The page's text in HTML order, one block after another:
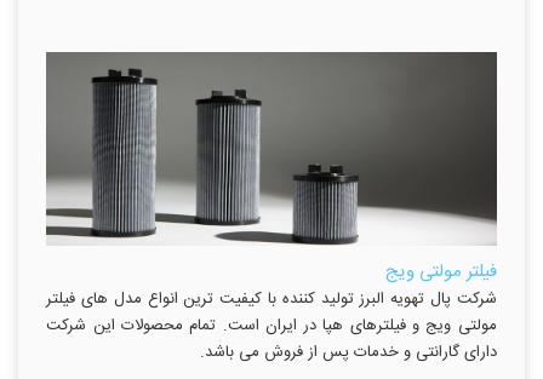
فیلتر مولتی ویج
شرکت پال تهویه البرز تولید کننده با کیفیت ترین انواع مدل های فیلتر
مولتی ویج و فیلترهای هپا در ایران است. تمام محصولات این شرکت
دارای گارانتی و خدمات پس از فروش می باشد.